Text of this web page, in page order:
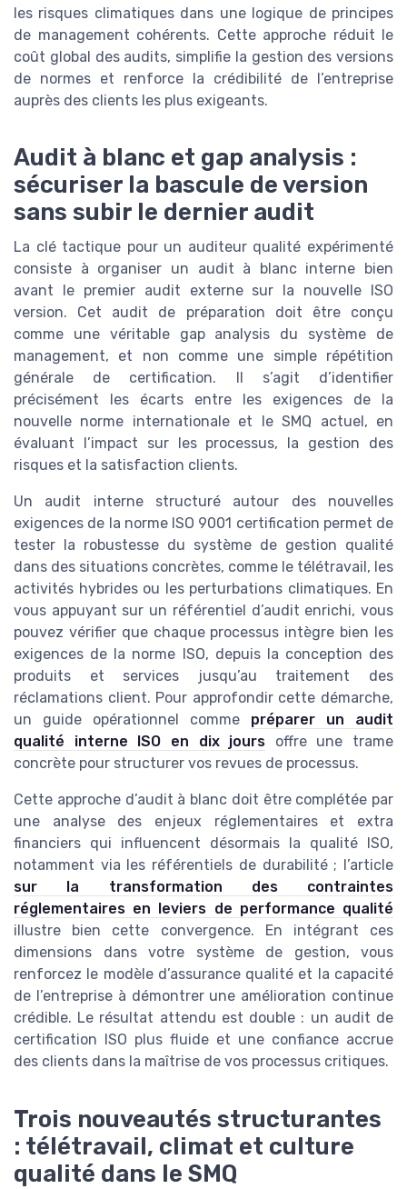
les risques climatiques dans une logique de principes
de management cohérents. Cette approche réduit le
coût global des audits, simplifie la gestion des versions
de normes et renforce la crédibilité de l’entreprise
auprès des clients les plus exigeants.
Audit à blanc et gap analysis :
sécuriser la bascule de version
sans subir le dernier audit
La clé tactique pour un auditeur qualité expérimenté
consiste à organiser un audit à blanc interne bien
avant le premier audit externe sur la nouvelle ISO
version. Cet audit de préparation doit être conçu
comme une véritable gap analysis du système de
management, et non comme une simple répétition
générale de certification. Il s’agit d’identifier
précisément les écarts entre les exigences de la
nouvelle norme internationale et le SMQ actuel, en
évaluant l’impact sur les processus, la gestion des
risques et la satisfaction clients.
Un audit interne structuré autour des nouvelles
exigences de la norme ISO 9001 certification permet de
tester la robustesse du système de gestion qualité
dans des situations concrètes, comme le télétravail, les
activités hybrides ou les perturbations climatiques. En
vous appuyant sur un référentiel d’audit enrichi, vous
pouvez vérifier que chaque processus intègre bien les
exigences de la norme ISO, depuis la conception des
produits et services jusqu’au traitement des
réclamations client. Pour approfondir cette démarche,
un guide opérationnel comme préparer un audit
qualité interne ISO en dix jours offre une trame
concrète pour structurer vos revues de processus.
Cette approche d’audit à blanc doit être complétée par
une analyse des enjeux réglementaires et extra
financiers qui influencent désormais la qualité ISO,
notamment via les référentiels de durabilité ; l’article
sur la transformation des contraintes
réglementaires en leviers de performance qualité
illustre bien cette convergence. En intégrant ces
dimensions dans votre système de gestion, vous
renforcez le modèle d’assurance qualité et la capacité
de l’entreprise à démontrer une amélioration continue
crédible. Le résultat attendu est double : un audit de
certification ISO plus fluide et une confiance accrue
des clients dans la maîtrise de vos processus critiques.
Trois nouveautés structurantes
: télétravail, climat et culture
qualité dans le SMQ